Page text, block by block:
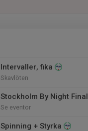
Intervaller, fika
Skavlöten
Stockholm By Night Final
Se eventor
Spinning + Styrka